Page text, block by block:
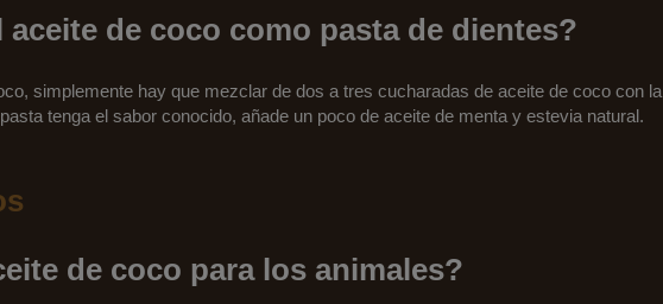
de coco como pasta de dientes?
simplemente hay que mezclar de dos a tres cucharadas de aceite de coco con la
tenga el sabor conocido, añade un poco de aceite de menta y estevia natural.
de coco para los animales?